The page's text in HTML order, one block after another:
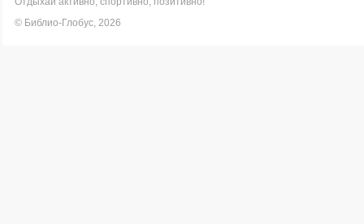
© Библио-Глобус, 2026